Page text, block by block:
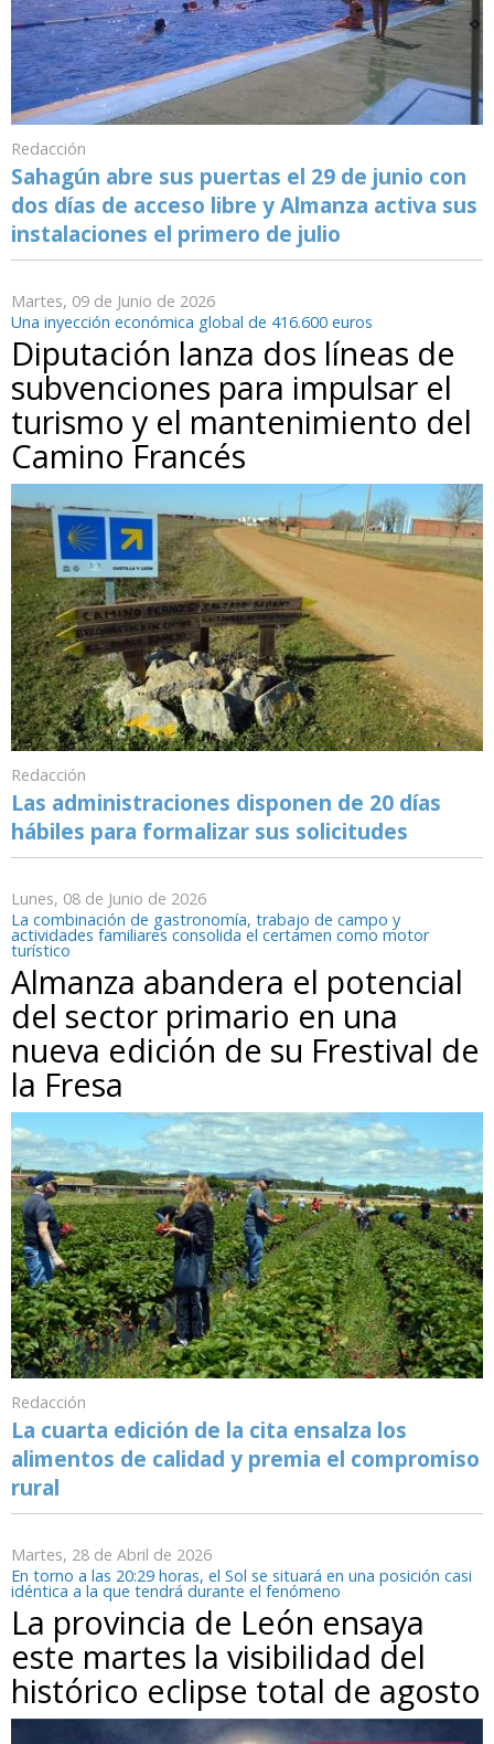
Redacción
Sahagún abre sus puertas el 29 de junio con
dos días de acceso libre y Almanza activa sus
instalaciones el primero de julio
Martes, 09 de Junio de 2026
Una inyección económica global de 416.600 euros
Diputación lanza dos líneas de
subvenciones para impulsar el
turismo y el mantenimiento del
Camino Francés
Redacción
Las administraciones disponen de 20 días
hábiles para formalizar sus solicitudes
Lunes, 08 de Junio de 2026
La combinación de gastronomía, trabajo de campo y
actividades familiares consolida el certamen como motor
turístico
Almanza abandera el potencial
del sector primario en una
nueva edición de su Frestival de
la Fresa
Redacción
La cuarta edición de la cita ensalza los
alimentos de calidad y premia el compromiso
rural
Martes, 28 de Abril de 2026
En torno a las 20:29 horas, el Sol se situará en una posición casi
idéntica a la que tendrá durante el fenómeno
La provincia de León ensaya
este martes la visibilidad del
histórico eclipse total de agosto